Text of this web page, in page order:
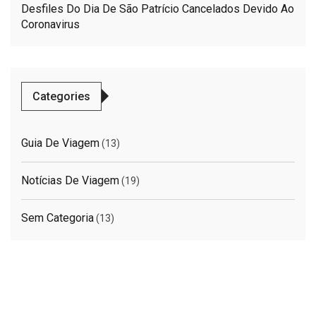
Desfiles Do Dia De São Patrício Cancelados Devido Ao
Coronavirus
Categories
Guia De Viagem(13)
Notícias De Viagem(19)
Sem Categoria(13)